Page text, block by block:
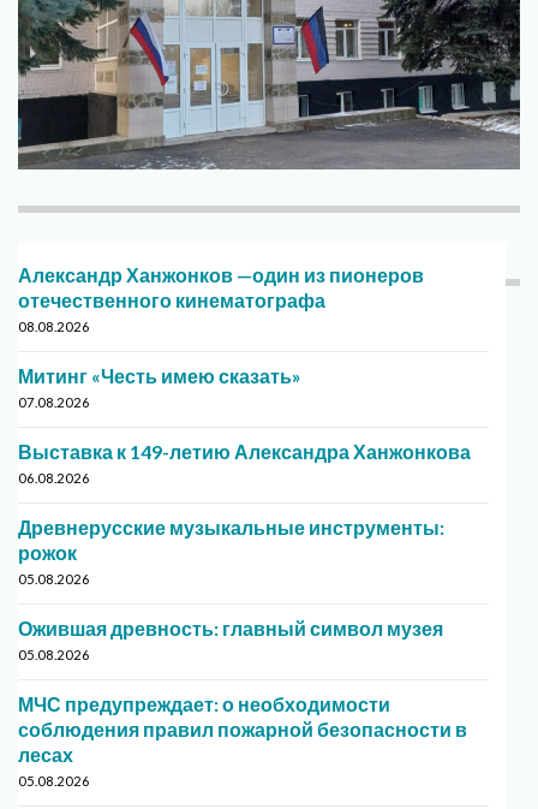
Александр Ханжонков —один из пионеров
отечественного кинематографа
08.08.2026
Митинг «Честь имею сказать»
07.08.2026
Выставка к 149-летию Александра Ханжонкова
06.08.2026
Древнерусские музыкальные инструменты:
рожок
05.08.2026
Ожившая древность: главный символ музея
05.08.2026
МЧС предупреждает: о необходимости
соблюдения правил пожарной безопасности в
лесах
05.08.2026